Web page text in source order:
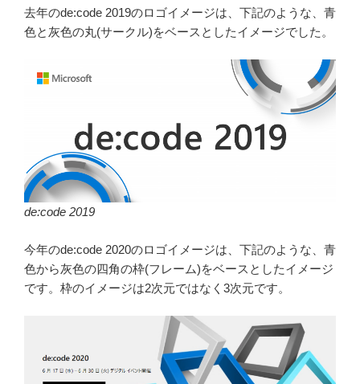
去年のde:code 2019のロゴイメージは、下記のような、青
色と灰色の丸(サークル)をベースとしたイメージでした。
de:code 2019
今年のde:code 2020のロゴイメージは、下記のような、青
色から灰色の四角の枠(フレーム)をベースとしたイメージ
です。枠のイメージは2次元ではなく3次元です。